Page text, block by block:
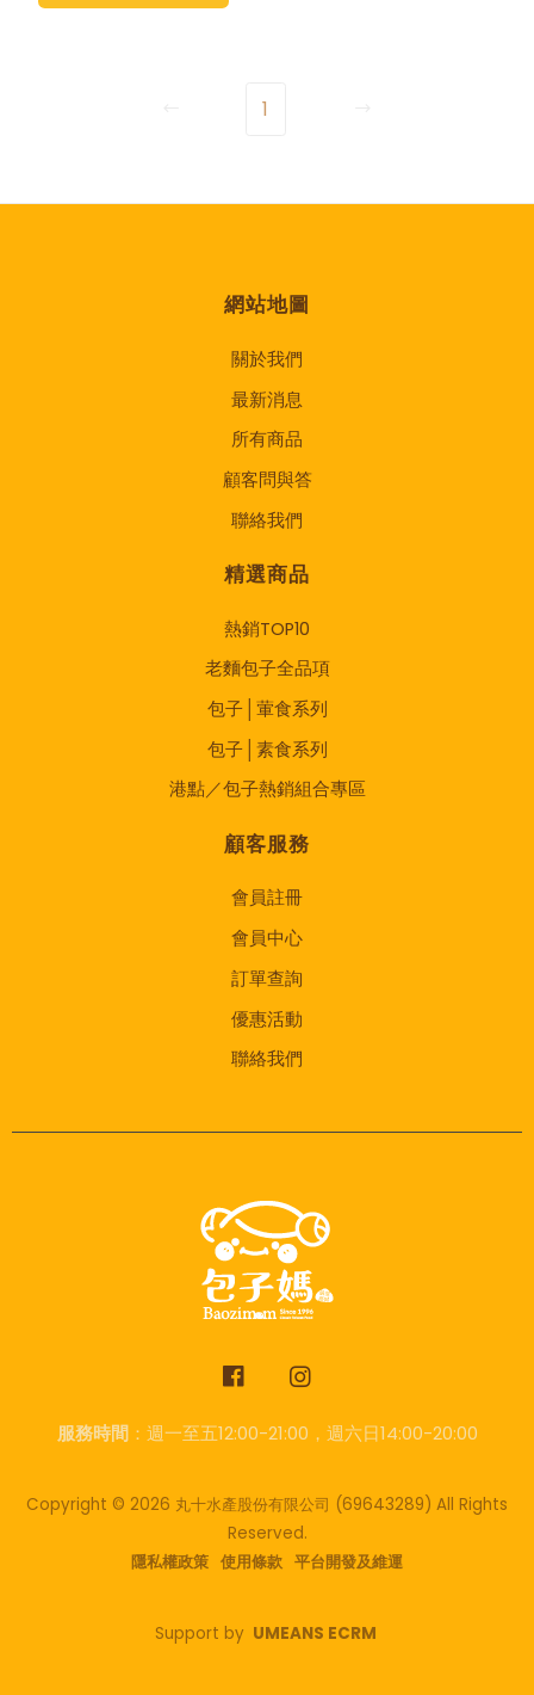
1
網站地圖
關於我們
最新消息
所有商品
顧客問與答
聯絡我們
精選商品
熱銷TOP10
老麵包子全品項
包子│葷食系列
包子│素食系列
港點／包子熱銷組合專區
顧客服務
會員註冊
會員中心
訂單查詢
優惠活動
聯絡我們
服務時間：週一至五12:00-21:00，週六日14:00-20:00
Copyright © 2026 丸十水產股份有限公司 (69643289) All Rights
Reserved.
隱私權政策 使用條款 平台開發及維運
Support by UMEANS ECRM